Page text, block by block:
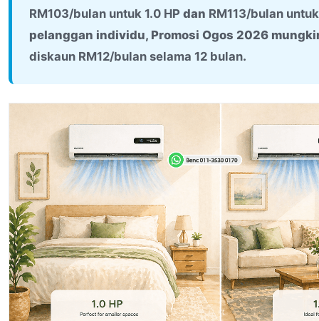
RM103/bulan untuk 1.0 HP dan RM113/bulan
pelanggan individu, Promosi Ogos 2026
diskaun RM12/bulan selama 12 bulan.